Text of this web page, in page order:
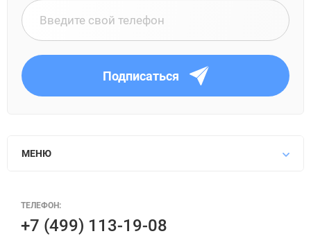
Подписаться
МЕНЮ
ТЕЛЕФОН:
+7 (499) 113-19-08